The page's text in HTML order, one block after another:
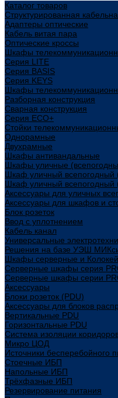
Каталог товаров
Структурированная
Адаптеры оптические
Кабель витая пара
Оптические кроссы
Шкафы
Cерия LITE
Cерия BASIS
Cерия KEYS
Шкафы
Разборная конструкция
Сварная конструкция
Серия ECO+
Стойки
Однорамные
Двухрамные
Шкафы антивандальные
Шкафы уличные
Шкаф уличный всепогодный
Шкаф уличный всепогодный
Аксессуары для уличных
Аксессуары для шкафов и
Блок розеток
Ввод с уплотнением
Кабель канал
Универсальные
Решения на базе УЭШ
Шкафы серверные и
Серверные шкафы серия
Серверные шкафы серии
Аксессуары
Блоки розеток (PDU)
Аксессуары для блоков
Вертикальные PDU
Горизонтальные PDU
Система изоляции
Микро ЦОД
Источники бесперебойного
Стоечные ИБП
Напольные ИБП
Трёхфазные ИБП
Резервирование питания